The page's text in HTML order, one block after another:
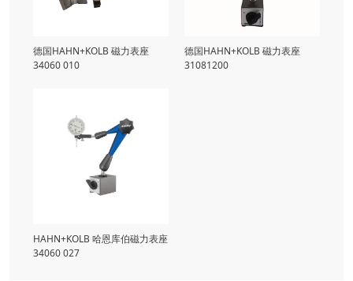
德国HAHN+KOLB 磁力表座
34060 010
德国HAHN+KOLB 磁力表座
31081200
HAHN+KOLB 哈恩库伯磁力表座
34060 027